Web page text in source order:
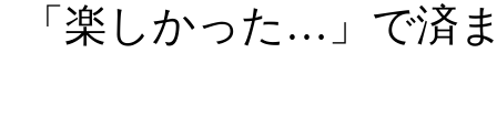
「楽しかった…」で済